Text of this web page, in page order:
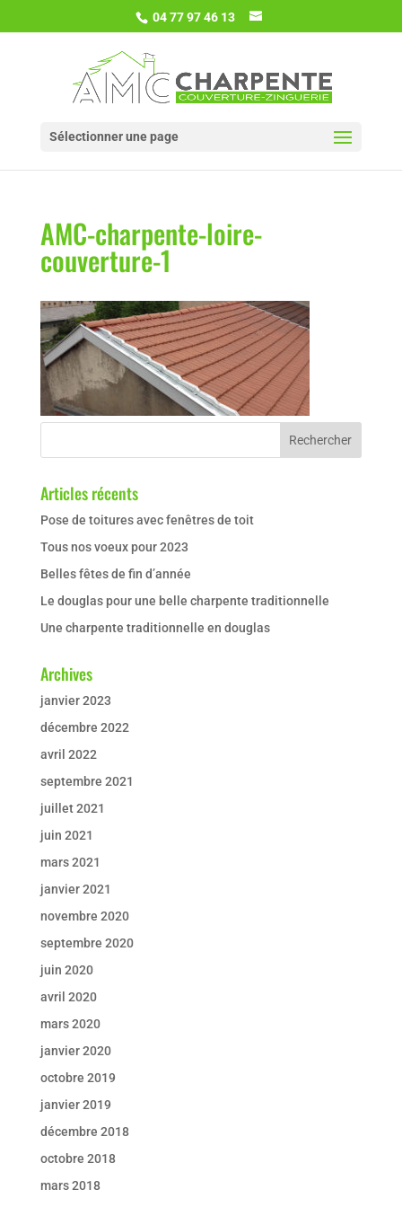
04 77 97 46 13
Sélectionner une page
AMC-charpente-loire-
couverture-1
Articles récents
Pose de toitures avec fenêtres de toit
Tous nos voeux pour 2023
Belles fêtes de fin d’année
Le douglas pour une belle charpente traditionnelle
Une charpente traditionnelle en douglas
Archives
janvier 2023
décembre 2022
avril 2022
septembre 2021
juillet 2021
juin 2021
mars 2021
janvier 2021
novembre 2020
septembre 2020
juin 2020
avril 2020
mars 2020
janvier 2020
octobre 2019
janvier 2019
décembre 2018
octobre 2018
mars 2018